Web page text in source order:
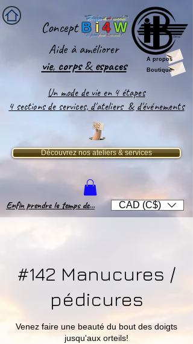
''Le pontpour le monde!''
ConceptB i 4 W
''Bridge-it-4world''
Aide à améliorer
vie, corps&espaces​
A propos
Boutique
Un mode de vie en 4 étapes
4 sections de services, d'ateliers & d'événements
CAD (C$)
Enfin prendre le temps de...
Découvrez nos ateliers & services
#142 Manucures /
pédicures
Venez faire une beauté du bout des doigts
jusqu'aux orteils!